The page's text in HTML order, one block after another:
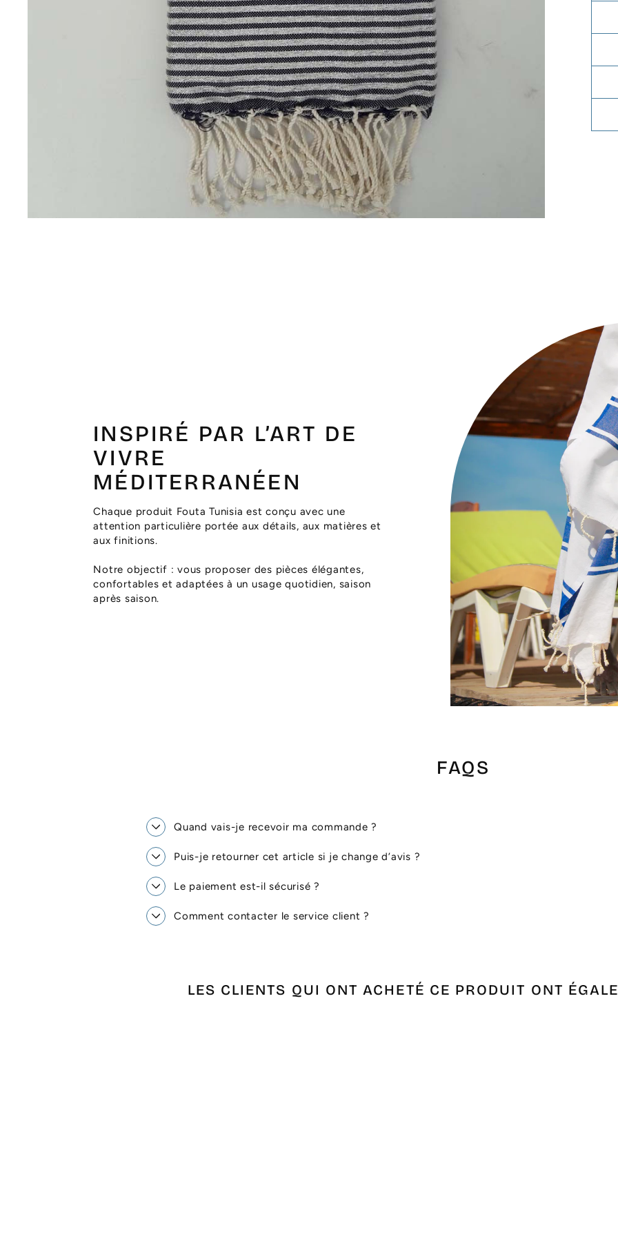
INSPIRÉ PAR L’ART DE
VIVRE
MÉDITERRANÉEN
Chaque produit Fouta Tunisia est conçu avec une
attention particulière portée aux détails, aux matières et
aux finitions.
Notre objectif : vous proposer des pièces élégantes,
confortables et adaptées à un usage quotidien, saison
après saison.
FAQS
Quand vais-je recevoir ma commande ?
Puis-je retourner cet article si je change d’avis ?
Le paiement est-il sécurisé ?
Comment contacter le service client ?
LES CLIENTS QUI ONT ACHETÉ CE PRODUIT ONT